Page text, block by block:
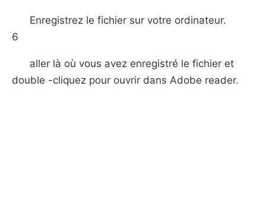
Enregistrez le fichier sur votre ordinateur.
6
aller là où vous avez enregistré le fichier et
double -cliquez pour ouvrir dans Adobe reader.